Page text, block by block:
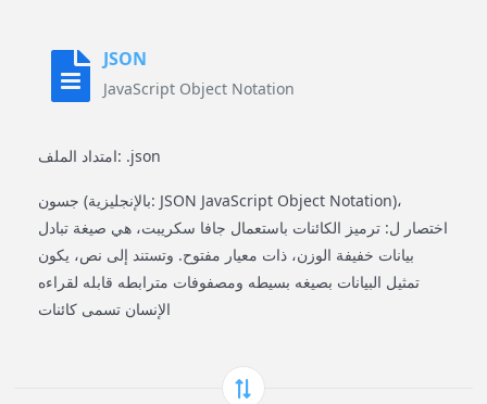
JSON
JavaScript Object Notation
امتداد الملف: .json
جسون (بالإنجليزية: JSON JavaScript Object Notation)‏،
اختصار ل: ترميز الكائنات باستعمال جافا سكريبت، هي صيغة تبادل
بيانات خفيفة الوزن، ذات معيار مفتوح. وتستند إلى نص، يكون
تمثيل البيانات بصيغه بسيطه ومصفوفات مترابطه قابله لقراءه
الإنسان تسمى كائنات